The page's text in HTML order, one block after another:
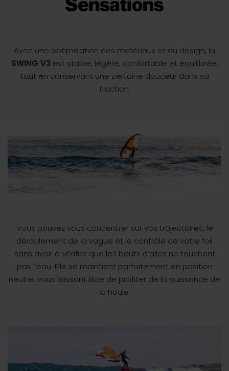
Avec une optimisation des matériaux et du design, la
SWING V3 est stable, légère, confortable et équilibrée,
tout en conservant une certaine douceur dans sa
traction.
Vous pouvez vous concentrer sur vos trajectoires, le
déroulement de la vague et le contrôle de votre foil
sans avoir à vérifier que les bouts d’ailes ne touchent
pas l’eau. Elle se maintient parfaitement en position
neutre, vous laissant libre de profiter de la puissance de
la houle.